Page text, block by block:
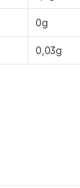
0g
0,03g